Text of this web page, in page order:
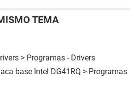
TEMA
> Programas - Drivers
base Intel DG41RQ > Programas